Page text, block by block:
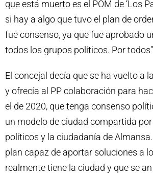
que está muerto es el POM de ‘Los
si hay a algo que tuvo el plan de
fue consenso, ya que fue aprobado
todos los grupos políticos. Por
El concejal decía que se ha vuelto a
y ofrecía al PP colaboración para
el de 2020, que tenga consenso
un modelo de ciudad compartida
políticos y la ciudadanía de
plan capaz de aportar soluciones a
realmente tiene la ciudad y que se